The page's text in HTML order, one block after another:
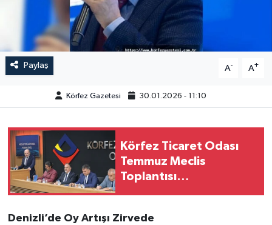
Paylaş A- A+
Körfez Gazetesi 30.01.2026 - 11:10
Körfez Ticaret Odası
Temmuz Meclis
Toplantısı
Denizli’de Oy Artışı Zirvede